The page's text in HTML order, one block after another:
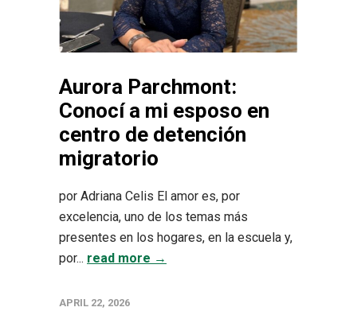
Aurora Parchmont:
Conocí a mi esposo en
centro de detención
migratorio
por Adriana Celis El amor es, por
excelencia, uno de los temas más
presentes en los hogares, en la escuela y,
por... read more →
APRIL 22, 2026